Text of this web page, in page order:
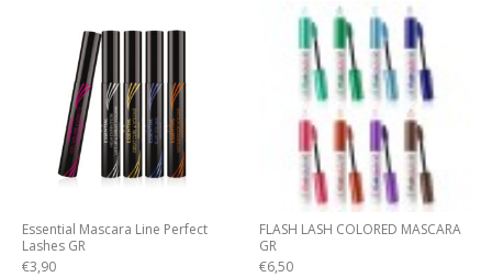
Essential Mascara Line Perfect
Lashes GR
€3,90
FLASH LASH COLORED MASCARA
GR
€6,50